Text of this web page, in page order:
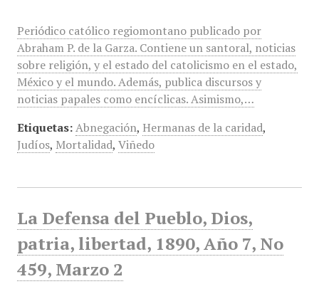
Periódico católico regiomontano publicado por
Abraham P. de la Garza. Contiene un santoral, noticias
sobre religión, y el estado del catolicismo en el estado,
México y el mundo. Además, publica discursos y
noticias papales como encíclicas. Asimismo,…
Etiquetas: Abnegación, Hermanas de la caridad,
Judíos, Mortalidad, Viñedo
La Defensa del Pueblo, Dios,
patria, libertad, 1890, Año 7, No
459, Marzo 2